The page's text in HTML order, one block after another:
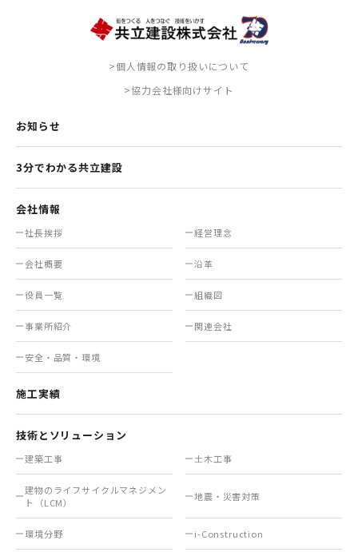
>個人情報の取り扱いについて
>協力会社様向けサイト
お知らせ
3分でわかる共立建設
会社情報
社長挨拶 経営理念
会社概要 沿革
役員一覧 組織図
事業所紹介 関連会社
安全・品質・環境
施工実績
技術とソリューション
建築工事 土木工事
建物のライフサイクルマネジメン
ト（LCM）
地震・災害対策
環境分野 i-Construction